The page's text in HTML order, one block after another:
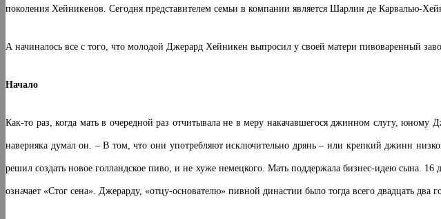
поколения Хейникенов. Сегодня представителем семьи в компании является Шарлин де Карвалью-
А начиналось все с того, что молодой Джерард Хейникен выпросил у своей матери пивоваренный
Начало
Как-то раз, когда мать в очередной раз отчитывала не в меру накачавшегося джинном слугу,
наверняка думал он. – В том, что они употребляют исключительно дрянь – или крепкий джинн
решил создать новое голландское пиво, и не хуже немецкого. Мать поддержала бизнес-идею сына.
означает «Стог сена». Джерарду, «отцу-основателю» пивной династии было тогда всего двадцать два